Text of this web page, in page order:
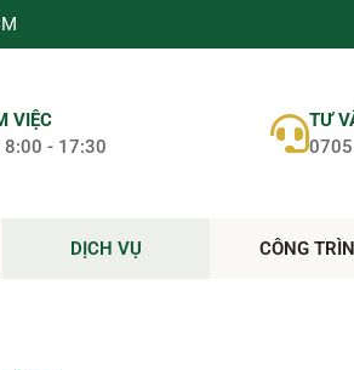
VIỆC
8:00 - 17:30
TƯ
DỊCH VỤ CÔNG